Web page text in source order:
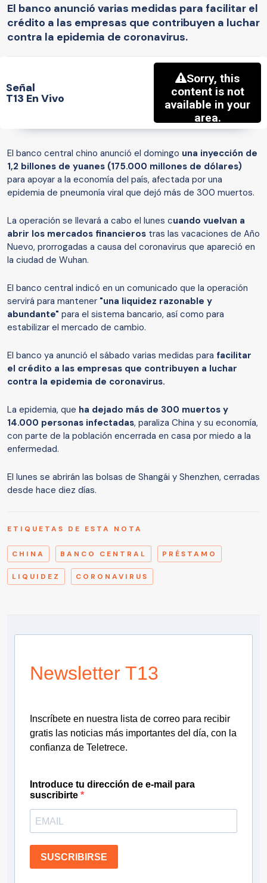
El banco anunció varias medidas para facilitar el
crédito a las empresas que contribuyen a luchar
contra la epidemia de coronavirus.
Señal
T13 En Vivo
El banco central chino anunció el domingo una inyección de
1,2 billones de yuanes (175.000 millones de dólares)
para apoyar a la economía del país, afectada por una
epidemia de pneumonía viral que dejó más de 300 muertos.
La operación se llevará a cabo el lunes cuando vuelvan a
abrir los mercados financieros tras las vacaciones de Año
Nuevo, prorrogadas a causa del coronavirus que apareció en
la ciudad de Wuhan.
El banco central indicó en un comunicado que la operación
servirá para mantener "una liquidez razonable y
abundante" para el sistema bancario, así como para
estabilizar el mercado de cambio.
El banco ya anunció el sábado varias medidas para facilitar
el crédito a las empresas que contribuyen a luchar
contra la epidemia de coronavirus.
La epidemia, que ha dejado más de 300 muertos y
14.000 personas infectadas, paraliza China y su economía,
con parte de la población encerrada en casa por miedo a la
enfermedad.
El lunes se abrirán las bolsas de Shangái y Shenzhen, cerradas
desde hace diez días.
ETIQUETAS DE ESTA NOTA
CHINA BANCO CENTRAL PRÉSTAMO
LIQUIDEZ CORONAVIRUS
Newsletter T13
Inscríbete en nuestra lista de correo para recibir
gratis las noticias más importantes del día, con la
confianza de Teletrece.
Introduce tu dirección de e-mail para
suscribirte
SUSCRIBIRSE